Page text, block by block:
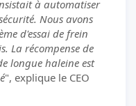
à automatiser
Nous avons
d'essai de frein
La récompense de
longue haleine est
", explique le CEO